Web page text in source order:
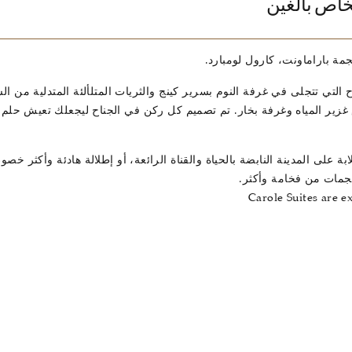
باراماونت، كارول لومبارد.
التي تتجلى في غرفة النوم بسرير كينج والثريات المتلألئة المتدلية
المياه وغرفة بخار. تم تصميم كل ركن في الجناح ليجعلك تعيش حلم
على المدينة النابضة بالحياة والقناة الرائعة، أو إطلالة هادئة وأكثر
من فخامة وأكثر.